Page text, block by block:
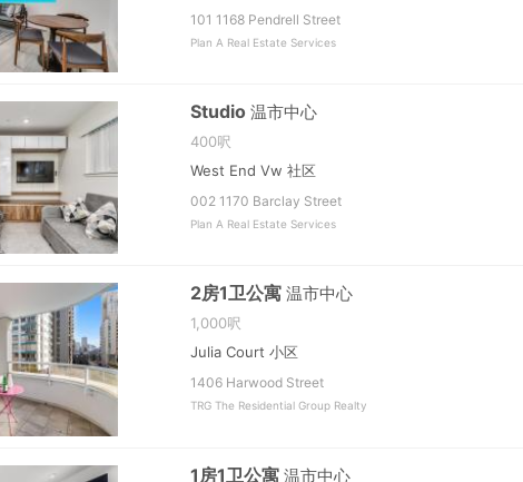
101 1168 Pendrell Street
Plan A Real Estate Services
Studio 温市中心
400呎
West End Vw 社区
002 1170 Barclay Street
Plan A Real Estate Services
2房1卫公寓 温市中心
1,000呎
Julia Court 小区
1406 Harwood Street
TRG The Residential Group Realty
1房1卫公寓 温市中心